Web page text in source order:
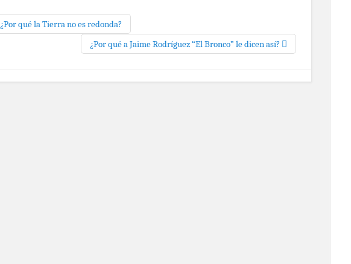
¿Por qué la Tierra no es redonda?
¿Por qué a Jaime Rodríguez “El Bronco” le dicen así?